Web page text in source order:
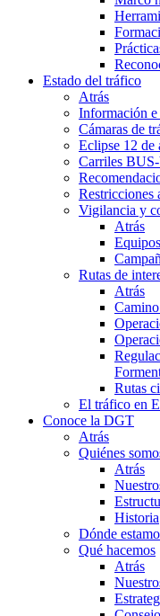
Estado del tráfico
Atrás
Información
Cámaras de
Eclipse 12 de
Carriles
Restricciones
Vigilancia y
Atrás
Rutas de
Atrás
Rutas
El tráfico en
Conoce la DGT
Atrás
Quiénes
Atrás
Historia
Dónde
Qué hacemos
Atrás